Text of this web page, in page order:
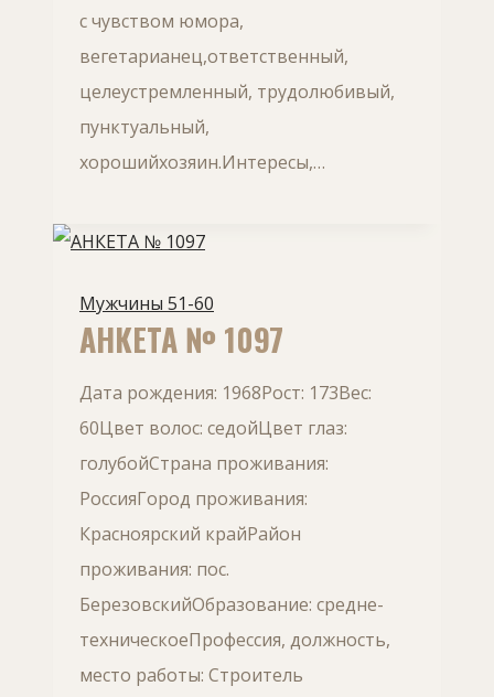
с чувством юмора,
вегетарианец,ответственный,
целеустремленный, трудолюбивый,
пунктуальный,
хорошийхозяин.Интересы,…
Мужчины 51-60
АНКЕТА № 1097
Дата рождения: 1968Рост: 173Вес:
60Цвет волос: седойЦвет глаз:
голубойСтрана проживания:
РоссияГород проживания:
Красноярский крайРайон
проживания: пос.
БерезовскийОбразование: средне-
техническоеПрофессия, должность,
место работы: Строитель